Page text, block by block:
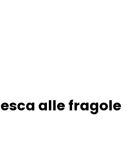
alle fragole